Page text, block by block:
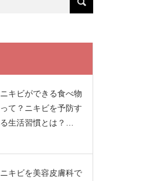
ニキビができる食べ物
って？ニキビを予防す
る生活習慣とは？…
ニキビを美容皮膚科で